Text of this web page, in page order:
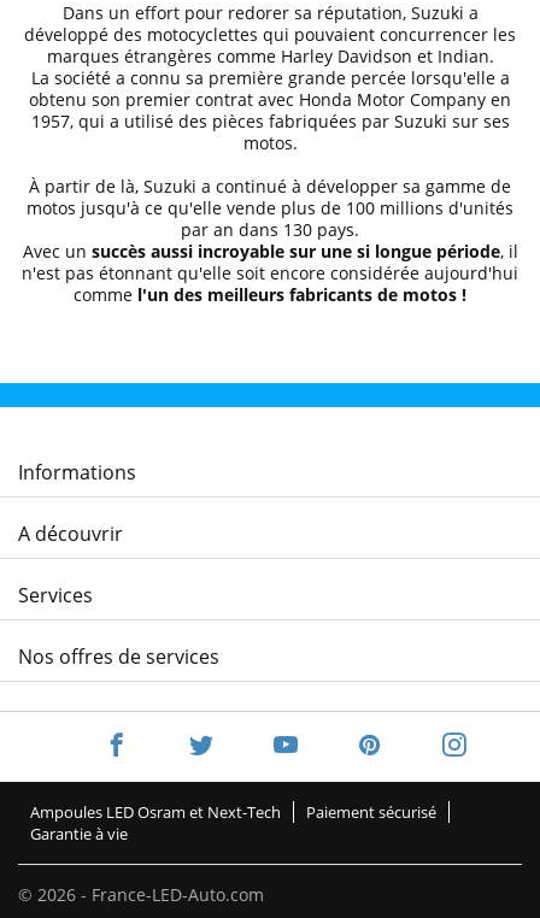
Dans un effort pour redorer sa réputation, Suzuki a
développé des motocyclettes qui pouvaient concurrencer les
marques étrangères comme Harley Davidson et Indian.
La société a connu sa première grande percée lorsqu'elle a
obtenu son premier contrat avec Honda Motor Company en
1957, qui a utilisé des pièces fabriquées par Suzuki sur ses
motos.
À partir de là, Suzuki a continué à développer sa gamme de
motos jusqu'à ce qu'elle vende plus de 100 millions d'unités
par an dans 130 pays.
Avec un succès aussi incroyable sur une si longue période, il
n'est pas étonnant qu'elle soit encore considérée aujourd'hui
comme l'un des meilleurs fabricants de motos !
Informations
A découvrir
Services
Nos offres de services
© 2026 - France-LED-Auto.com
Ampoules LED Osram et Next-Tech
Paiement sécurisé
Garantie à vie